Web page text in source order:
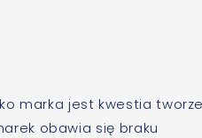
marka jest kwestia
obawia się braku